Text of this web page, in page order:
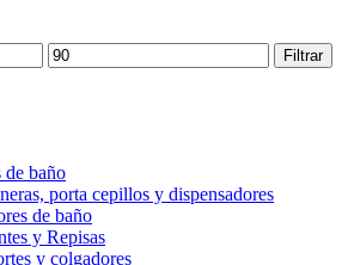
Filtrar
de baño
porta cepillos y dispensadores
de baño
y Repisas
y colgadores